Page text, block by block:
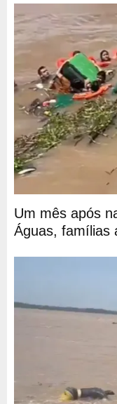
Um mês após
Águas, famílias